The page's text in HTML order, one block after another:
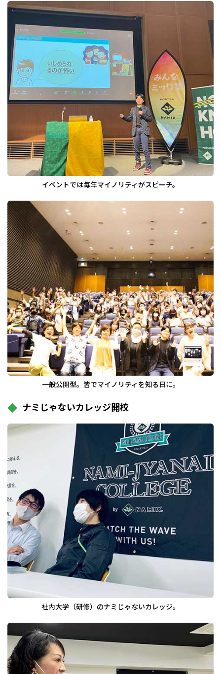
イベントでは毎年マイノリティがスピーチ。
一般公開型。皆でマイノリティを知る日に。
ナミじゃないカレッジ開校
社内大学（研修）のナミじゃないカレッジ。